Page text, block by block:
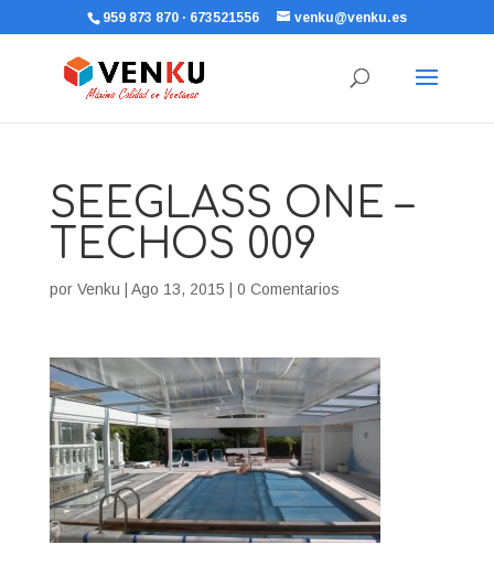
959 873 870 · 673521556 venku@venku.es
SEEGLASS ONE –
TECHOS 009
por Venku Ago 13, 2015 0 Comentarios